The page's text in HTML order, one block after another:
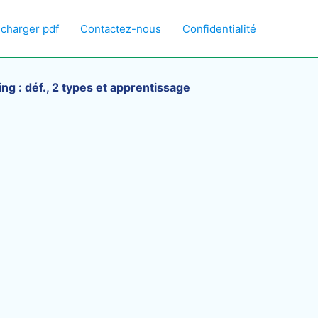
pdf Contactez-nous Confidentialité
: déf., 2 types et apprentissage